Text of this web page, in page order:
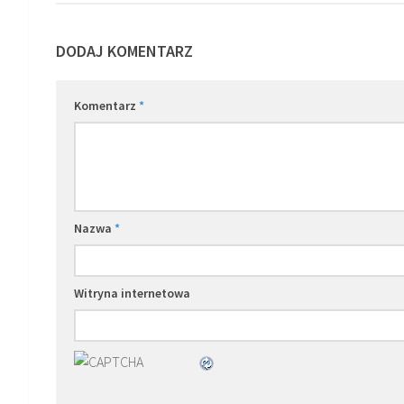
DODAJ KOMENTARZ
Komentarz *
Nazwa *
Witryna internetowa